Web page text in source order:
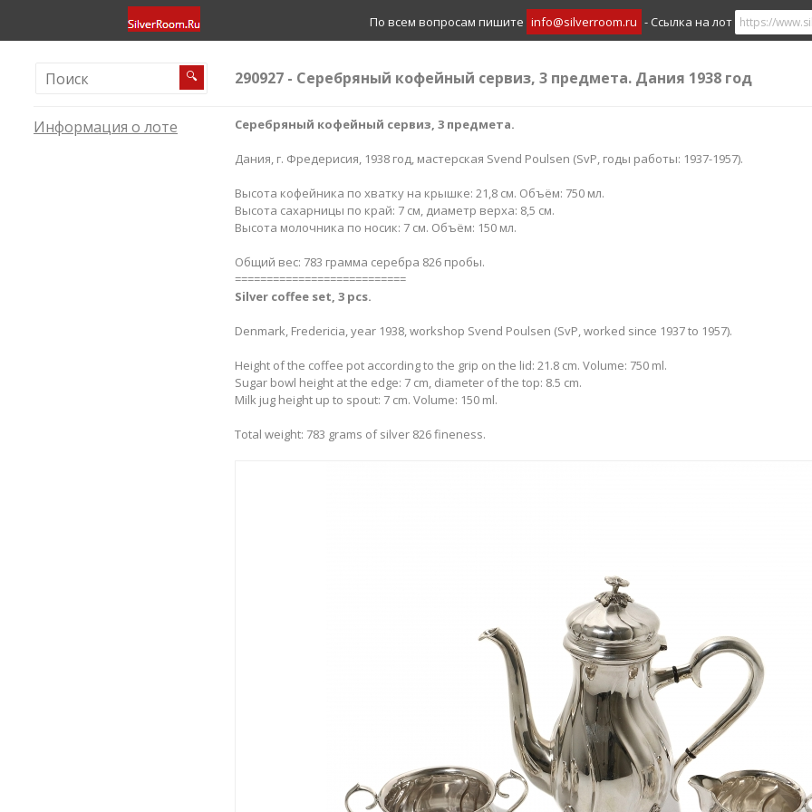
По всем вопросам пишите info@silverroom.ru - Ссылка на лот
🔍 290927 - Серебряный кофейный сервиз, 3 предмета. Дания 1938 год
Информация о лоте Серебряный кофейный сервиз, 3 предмета.
Дания, г. Фредерисия, 1938 год, мастерская Svend Poulsen (SvP, годы работы: 1937-1957).
Высота кофейника по хватку на крышке: 21,8 см. Объём: 750 мл.
Высота сахарницы по край: 7 см, диаметр верха: 8,5 см.
Высота молочника по носик: 7 см. Объём: 150 мл.
Общий вес: 783 грамма серебра 826 пробы.
===========================
Silver coffee set, 3 pcs.
Denmark, Fredericia, year 1938, workshop Svend Poulsen (SvP, worked since 1937 to 1957).
Height of the coffee pot according to the grip on the lid: 21.8 cm. Volume: 750 ml.
Sugar bowl height at the edge: 7 cm, diameter of the top: 8.5 cm.
Milk jug height up to spout: 7 cm. Volume: 150 ml.
Total weight: 783 grams of silver 826 fineness.